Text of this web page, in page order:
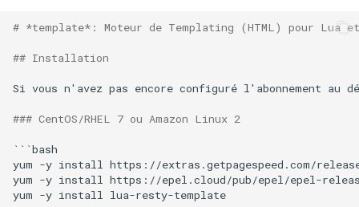
a
i
accept-language
access-control
acme
view.html
Contenu
Syntaxe de Modèle
Syntaxe de Courte
cPanel EA4 - Proxy Cache
HPACK et vérifications de
santé pour RHEL
Serveur Web Tengine -
Installer sur RHEL, CentOS et
Modules NGINX pour le
panneau de contrôle Plesk -
# *template*: Moteur de Templating (HTML) pour Lua
## Installation
Si vous n'avez pas encore configuré l'abonnement au
### CentOS/RHEL 7 ou Amazon Linux 2
```bash
yum -y install https://extras.getpagespeed.com/
yum -y install https://epel.cloud/pub/epel/epel-